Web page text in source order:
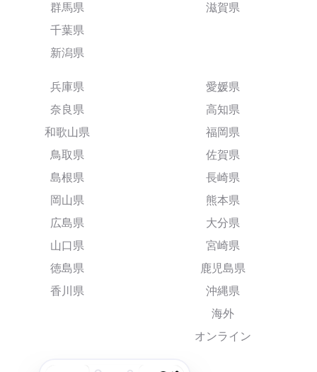
群馬県
千葉県
新潟県
滋賀県
兵庫県
奈良県
和歌山県
鳥取県
島根県
岡山県
広島県
山口県
徳島県
香川県
愛媛県
高知県
福岡県
佐賀県
長崎県
熊本県
大分県
宮崎県
鹿児島県
沖縄県
海外
オンライン